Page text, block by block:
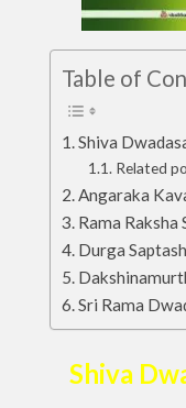
Table of
Shiva
Related
Angaraka
Rama Raksha
Durga
Sri Rama
Shiva